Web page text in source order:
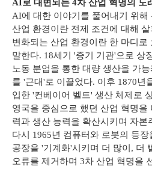
AI로 대변되는 4차 산업 혁명의 도
AI에 대한 이야기를 풀어내기 위해
산업 환경이란 전제 조건에 대해
변화되는 산업 환경이란 한 마디로
말한다. 18세기 '증기 기관'으로 상
노동 분업을 통한 대량 생산을 가
를 '근대'로 이끌었다. 이후 1870년
입한 '컨베이어 벨트' 생산 체제로
영국을 중심으로 했던 산업 혁명을
력과 생산 능력을 확산시키며 자본
다시 1965년 컴퓨터와 로봇의 등
공장을 '기계화'시키며 더 많이, 더
오류를 제거하며 3차 산업 혁명을